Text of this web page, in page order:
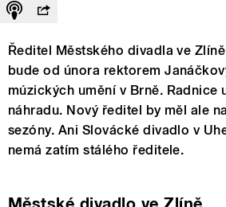
Ředitel Městského divadla ve
bude od února rektorem
múzických umění v Brně. Radnice
náhradu. Nový ředitel by měl ale
sezóny. Ani Slovácké divadlo v
nemá zatím stálého ředitele.